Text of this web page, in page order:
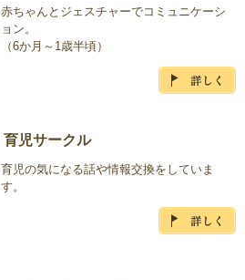
赤ちゃんとジェスチャーでコミュニケーシ
ョン。
（6か月～1歳半頃）
育児サークル
育児の気になる話や情報交換をしていま
す。